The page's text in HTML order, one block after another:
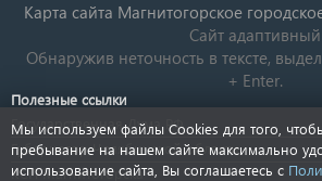
Карта сайта Магнитогорское
Сайт адаптивный
Обнаружив неточность в тексте,
+ Enter.
Полезные ссылки
Государственная Дума РФ
Губернатор Челябинской области
КСП Магнитогорска
Мы используем файлы Cookies для того,
пребывание на нашем сайте максимально
использование сайта, Вы соглашаетесь с